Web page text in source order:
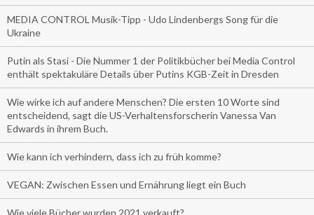
MEDIA CONTROL Musik-Tipp - Udo Lindenbergs Song für die
Ukraine
Putin als Stasi - Die Nummer 1 der Politikbücher bei Media Control
enthält spektakuläre Details über Putins KGB-Zeit in Dresden
Wie wirke ich auf andere Menschen? Die ersten 10 Worte sind
entscheidend, sagt die US-Verhaltensforscherin Vanessa Van
Edwards in ihrem Buch.
Wie kann ich verhindern, dass ich zu früh komme?
VEGAN: Zwischen Essen und Ernährung liegt ein Buch
Wie viele Bücher wurden 2021 verkauft?